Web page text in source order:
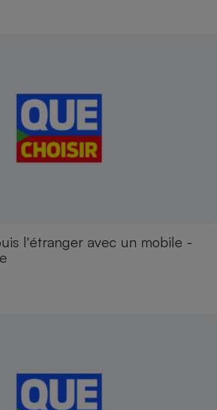
l'étranger avec un mobile -